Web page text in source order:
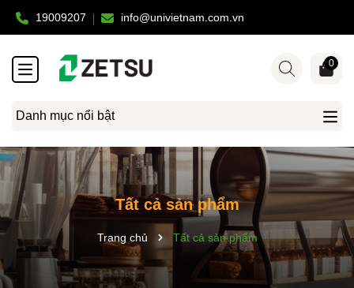
19009207 info@univietnam.com.vn
Danh mục nổi bật
0
Tất cả sản phẩm
Trang chủ Tất cả sản phẩm